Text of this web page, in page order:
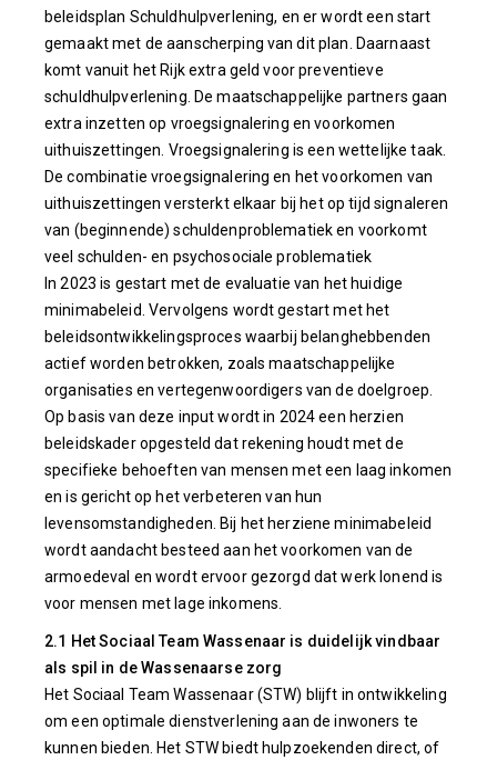
beleidsplan Schuldhulpverlening, en er wordt een start
gemaakt met de aanscherping van dit plan. Daarnaast
komt vanuit het Rijk extra geld voor preventieve
schuldhulpverlening. De maatschappelijke partners gaan
extra inzetten op vroegsignalering en voorkomen
uithuiszettingen. Vroegsignalering is een wettelijke taak.
De combinatie vroegsignalering en het voorkomen van
uithuiszettingen versterkt elkaar bij het op tijd signaleren
van (beginnende) schuldenproblematiek en voorkomt
veel schulden- en psychosociale problematiek
In 2023 is gestart met de evaluatie van het huidige
minimabeleid. Vervolgens wordt gestart met het
beleidsontwikkelingsproces waarbij belanghebbenden
actief worden betrokken, zoals maatschappelijke
organisaties en vertegenwoordigers van de doelgroep.
Op basis van deze input wordt in 2024 een herzien
beleidskader opgesteld dat rekening houdt met de
specifieke behoeften van mensen met een laag inkomen
en is gericht op het verbeteren van hun
levensomstandigheden. Bij het herziene minimabeleid
wordt aandacht besteed aan het voorkomen van de
armoedeval en wordt ervoor gezorgd dat werk lonend is
voor mensen met lage inkomens.
2.1 Het Sociaal Team Wassenaar is duidelijk vindbaar
als spil in de Wassenaarse zorg
Het Sociaal Team Wassenaar (STW) blijft in ontwikkeling
om een optimale dienstverlening aan de inwoners te
kunnen bieden. Het STW biedt hulpzoekenden direct, of